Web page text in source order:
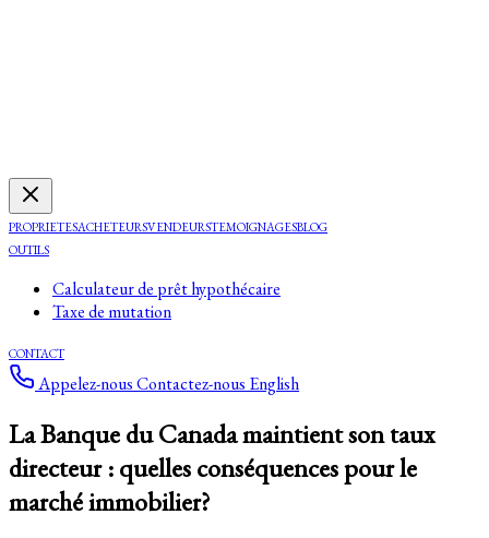
PROPRIETESACHETEURSVENDEURSTEMOIGNAGESBLOG
OUTILS
Calculateur de prêt hypothécaire
Taxe de mutation
CONTACT
Appelez-nousContactez-nous English
La Banque du Canada maintient son taux
directeur : quelles conséquences pour le
marché immobilier?